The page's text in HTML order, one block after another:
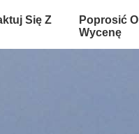
Się Z
Poprosić O
Wycenę